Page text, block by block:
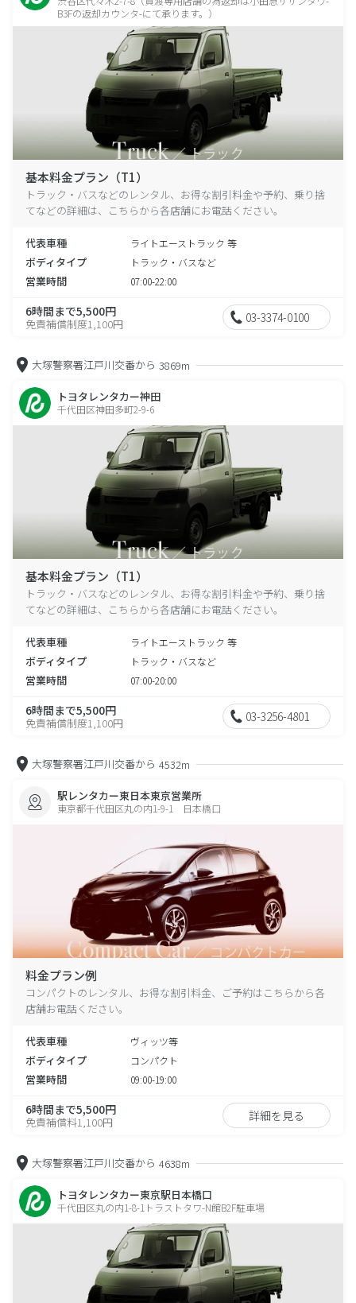
B3Fの返却カウンタ-にて承ります。）
基本料金プラン（T1）
トラック・バスなどのレンタル、お得な割引料金や予約、乗り捨
てなどの詳細は、こちらから各店舗にお電話ください。
代表車種 ライトエーストラック 等
ボディタイプ トラック・バスなど
営業時間 07:00-22:00
6時間まで5,500円
免責補償制度1,100円 03-3374-0100
大塚警察署江戸川交番から 3869m
トヨタレンタカー神田
千代田区神田多町2-9-6
基本料金プラン（T1）
トラック・バスなどのレンタル、お得な割引料金や予約、乗り捨
てなどの詳細は、こちらから各店舗にお電話ください。
代表車種 ライトエーストラック 等
ボディタイプ トラック・バスなど
営業時間 07:00-20:00
6時間まで5,500円
免責補償制度1,100円 03-3256-4801
大塚警察署江戸川交番から 4532m
駅レンタカー東日本東京営業所
東京都千代田区丸の内1-9-1 日本橋口
料金プラン例
コンパクトのレンタル、お得な割引料金、ご予約はこちらから各
店舗お電話ください。
代表車種 ヴィッツ等
ボディタイプ コンパクト
営業時間 09:00-19:00
6時間まで5,500円
免責補償料1,100円 詳細を見る
大塚警察署江戸川交番から 4638m
トヨタレンタカー東京駅日本橋口
千代田区丸の内1-8-1トラストタワ-N館B2F駐車場